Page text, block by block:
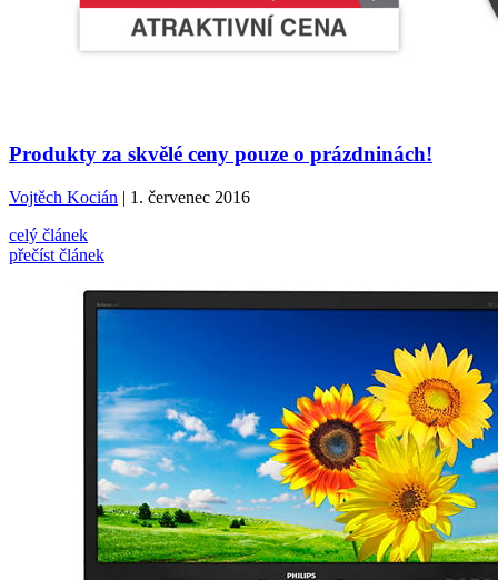
Produkty za skvělé ceny pouze o prázdninách!
Vojtěch Kocián | 1. červenec 2016
celý článek
přečíst článek